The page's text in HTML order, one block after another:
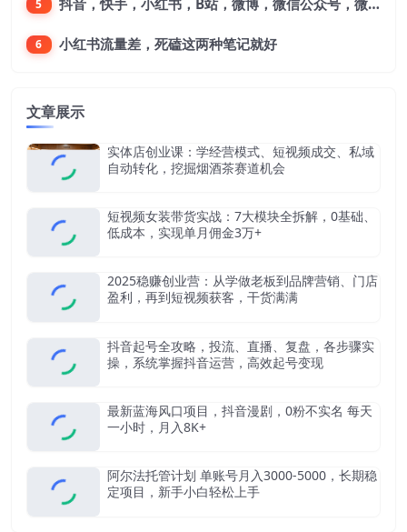
5 抖音，快手，小红书，B站，微博，微信公众号，微信视频号。每一个平台，都是不一样的机会，对应不一样的赚钱思路
6 小红书流量差，死磕这两种笔记就好
文章展示
实体店创业课：学经营模式、短视频成交、私域
自动转化，挖掘烟酒茶赛道机会
短视频女装带货实战：7大模块全拆解，0基础、
低成本，实现单月佣金3万+
2025稳赚创业营：从学做老板到品牌营销、门店
盈利，再到短视频获客，干货满满
抖音起号全攻略，投流、直播、复盘，各步骤实
操，系统掌握抖音运营，高效起号变现
最新蓝海风口项目，抖音漫剧，0粉不实名 每天
一小时，月入8K+
阿尔法托管计划 单账号月入3000-5000，长期稳
定项目，新手小白轻松上手